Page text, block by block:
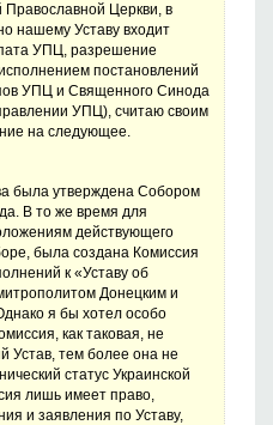
Православной Церкви, в
нашему Уставу входит
УПЦ, разрешение
постановлений
УПЦ и Священного Синода
УПЦ), считаю своим
на следующее.
была утверждена Собором
В то же время для
действующего
была создана Комиссия
к «Уставу об
Донецким и
я бы хотел особо
как таковая, не
Устав, тем более она не
статус Украинской
лишь имеет право,
и заявления по Уставу,